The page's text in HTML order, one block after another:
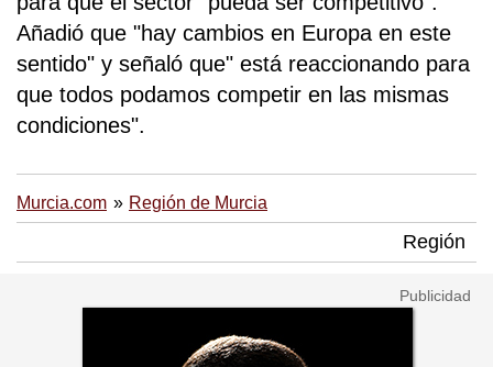
Añadió que "hay cambios en Europa en este
sentido" y señaló que" está reaccionando para
que todos podamos competir en las mismas
condiciones".
Murcia.com Región de Murcia
Región